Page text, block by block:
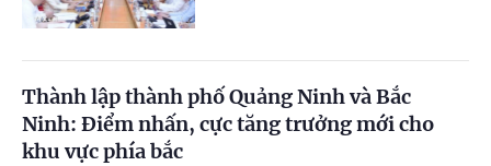
Thành lập thành phố Quảng Ninh và Bắc
Ninh: Điểm nhấn, cực tăng trưởng mới cho
khu vực phía bắc